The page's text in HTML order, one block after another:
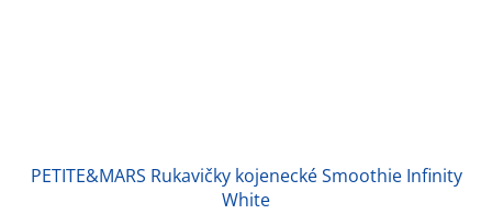
PETITE&MARS Rukavičky kojenecké Smoothie Infinity
White